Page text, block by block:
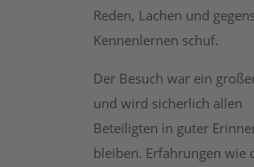
Reden, Lachen und
Kennenlernen schuf.
Der Besuch war ein
und wird sicherlich allen
Beteiligten in guter
bleiben. Erfahrungen wie